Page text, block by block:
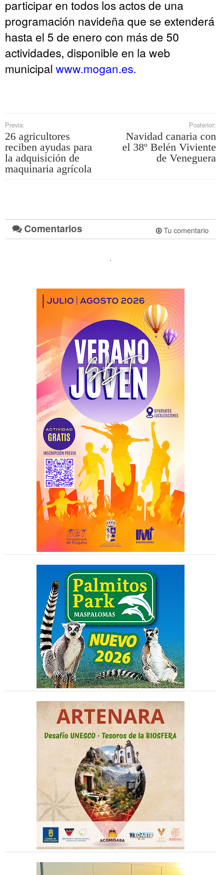
participar en todos los actos de una
programación navideña que se extenderá
hasta el 5 de enero con más de 50
actividades, disponible en la web
municipal www.mogan.es.
Previa:
26 agricultores
reciben ayudas para
la adquisición de
maquinaria agrícola
Posterior:
Navidad canaria con
el 38º Belén Viviente
de Veneguera
Comentarios Tu comentario
.